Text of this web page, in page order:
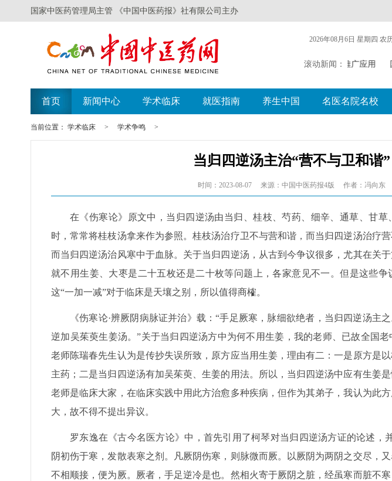
国家中医药管理局主管 《中国中医药报》社有限公司主办
2026年08月6日 星期四 农
滚动新闻：
遗失声明 广西举办比赛探索中（壮瑶）药药膳食疗推广应用
首页 新闻中心 学术临床 就医指南 养生中国 名医名院名校
当前位置： 学术临床 > 学术争鸣 >
当归四逆汤主治“营不与卫和谐”
时间：2023-08-07 来源：中国中医药报4版 作者：冯向东
在《伤寒论》原文中，当归四逆汤由当归、桂枝、芍药、细辛、通草、甘
时，常常将桂枝汤拿来作为参照。桂枝汤治疗卫不与营和谐，而当归四逆汤治疗
而当归四逆汤治风寒中于血脉。关于当归四逆汤，从古到今争议很多，尤其在关
就不用生姜、大枣是二十五枚还是二十枚等问题上，各家意见不一。但是这些
这“一加一减”对于临床是天壤之别，所以值得商榷。
《伤寒论·辨厥阴病脉证并治》载：“手足厥寒，脉细欲绝者，当归四逆汤主
逆加吴茱萸生姜汤。”关于当归四逆汤方中为何不用生姜，我的老师、已故全国
老师陈瑞春先生认为是传抄失误所致，原方应当用生姜，理由有二：一是原方是
主药；二是当归四逆汤有加吴茱萸、生姜的用法。所以，当归四逆汤中应有生姜
老师是临床大家，在临床实践中用此方治愈多种疾病，但作为其弟子，我认为此
大，故不得不提出异议。
罗东逸在《古今名医方论》中，首先引用了柯琴对当归四逆汤方证的论述，
阴初伤于寒，发散表寒之剂。凡厥阴伤寒，则脉微而厥。以厥阴为两阴之交尽，
不相顺接，便为厥。厥者，手足逆冷是也。然相火寄于厥阴之脏，经虽寒而脏不